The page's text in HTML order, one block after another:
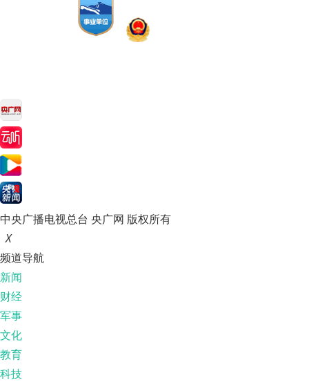
中央广播电视总台 央广网 版权所有
X
频道导航
新闻
财经
军事
文化
教育
科技